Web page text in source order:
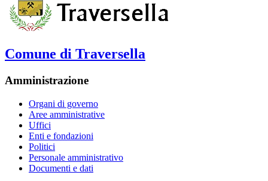
Comune di Traversella
Amministrazione
Organi di governo
Aree amministrative
Uffici
Enti e fondazioni
Politici
Personale amministrativo
Documenti e dati